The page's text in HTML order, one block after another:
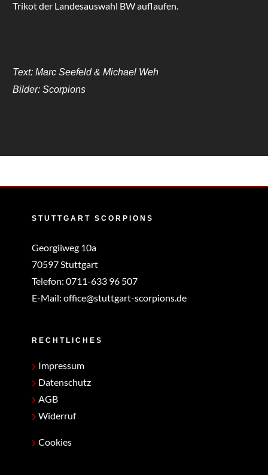
Trikot der Landesauswahl BW auflaufen.
Text: Marc Seefeld & Michael Weh
Bilder: Scorpions
STUTTGART SCORPIONS
Georgiiweg 10a
70597 Stuttgart
Telefon: 0711-633 96 507
E-Mail: office@stuttgart-scorpions.de
RECHTLICHES
Impressum
Datenschutz
AGB
Widerruf
Cookies